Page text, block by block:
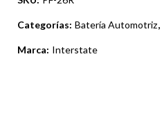
Categorías: Batería Automotriz,
Marca: Interstate